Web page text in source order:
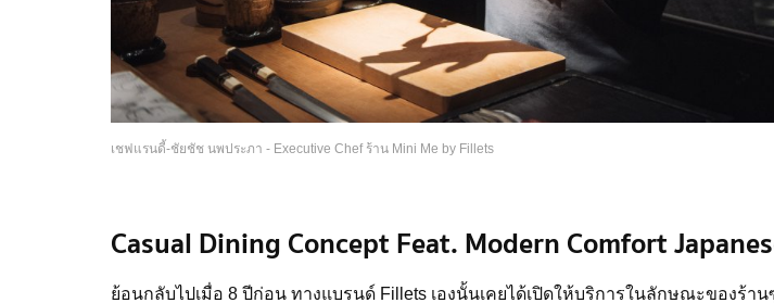
เชฟแรนดี้-ชัยชัช นพประภา - Executive Chef ร้าน Mini Me by Fillets
Casual Dining Concept Feat. Modern Comfort
ย้อนกลับไปเมื่อ 8 ปีก่อน ทางแบรนด์ Fillets เองนั้นเคยได้เปิดให้บริการในลักษณะของร้า